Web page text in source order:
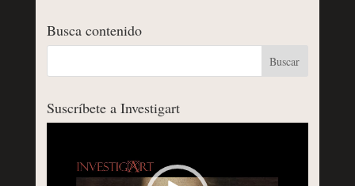
Busca contenido
Suscríbete a Investigart